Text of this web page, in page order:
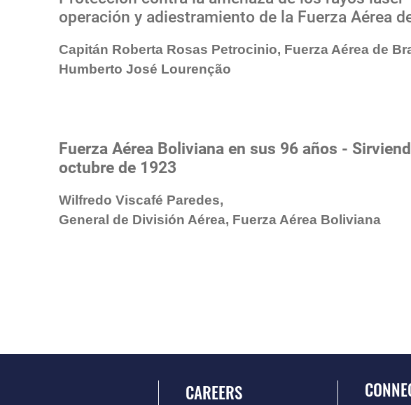
operación y adiestramiento de la Fuerza Aérea
Capitán Roberta Rosas Petrocinio, Fuerza Aérea de
Humberto José Lourenção
Fuerza Aérea Boliviana en sus 96 años -
octubre de 1923
Wilfredo Viscafé Paredes,
General de División Aérea, Fuerza Aérea Boliviana
CAREERS